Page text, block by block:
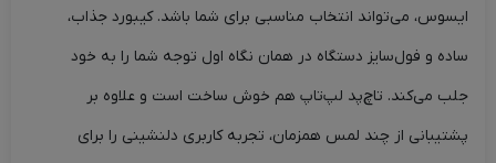
ایسوس، می‌تواند انتخاب مناسبی برای شما باشد. کیبورد جذاب،
ساده و فول‌سایز دستگاه در همان نگاه اول توجه شما را به خود
جلب می‌کند. تاچ‌پد لپ‌تاپ هم خوش ساخت است و علاوه بر
پشتیبانی از چند لمس همزمان، تجربه کاربری دلنشینی را برای